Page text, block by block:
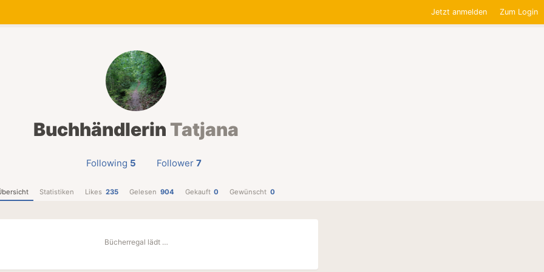
Jetzt anmelden Zum Login
Buchhändlerin Tatjana
Following 5 Follower 7
Statistiken Likes 235 Gelesen 904 Gekauft 0 Gewünscht 0
Bücherregal lädt …